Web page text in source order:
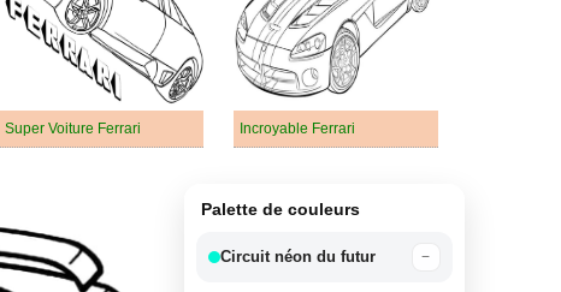
Super Voiture Ferrari Incroyable Ferrari
Palette de couleurs
Circuit néon du futur −